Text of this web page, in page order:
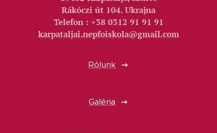
Rákóczi út 104. Ukrajna
Telefon : +38 0312 91 91 91
karpataljai.nepfoiskola@gmail.com
Rólunk
Galéria